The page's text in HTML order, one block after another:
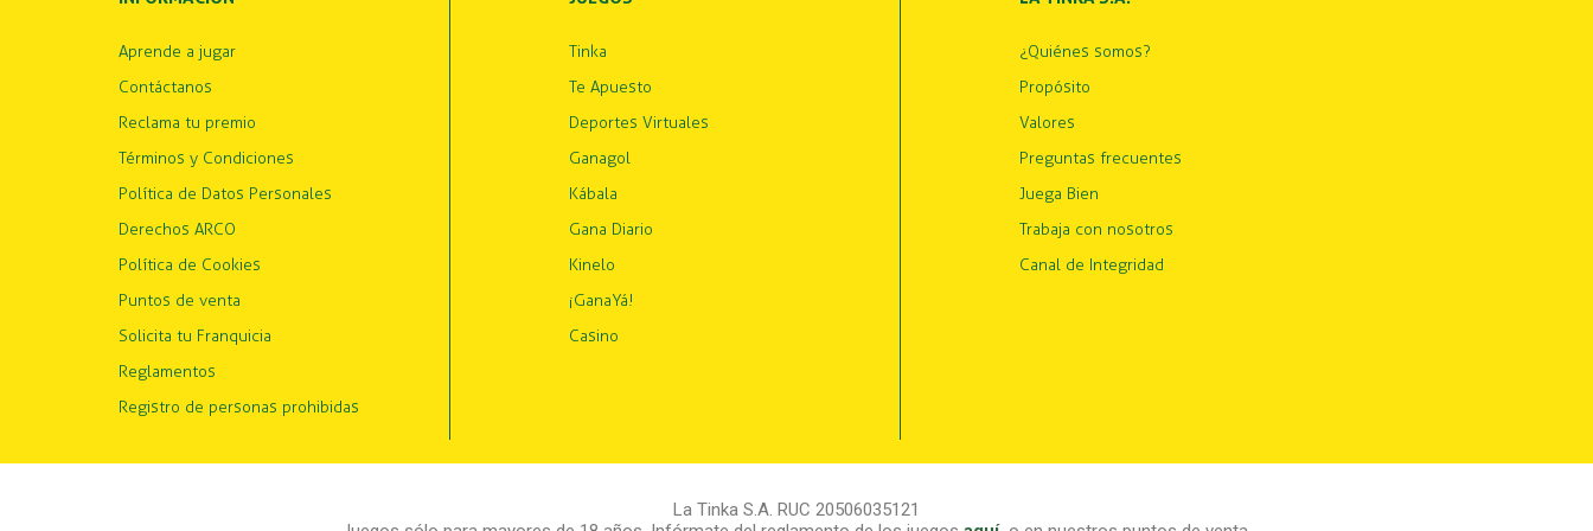
Aprende a jugar
Contáctanos
Reclama tu premio
Términos y Condiciones
Política de Datos Personales
Derechos ARCO
Política de Cookies
Puntos de venta
Solicita tu Franquicia
Reglamentos
Registro de personas prohibidas
Tinka
Te Apuesto
Deportes Virtuales
Ganagol
Kábala
Gana Diario
Kinelo
¡GanaYá!
Casino
¿Quiénes somos?
Propósito
Valores
Preguntas frecuentes
Juega Bien
Trabaja con nosotros
Canal de Integridad
La Tinka S.A. RUC 20506035121